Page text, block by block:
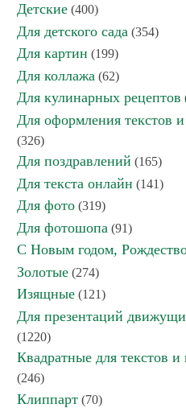
Детские (400)
Для детского сада (354)
Для картин (199)
Для коллажа (62)
Для кулинарных рецептов
Для оформления текстов
(326)
Для поздравлений (165)
Для текста онлайн (141)
Для фото (319)
Для фотошопа (91)
С Новым годом,
Золотые (274)
Изящные (121)
Для презентаций
(1220)
Квадратные для текстов
(246)
Клиппарт (70)